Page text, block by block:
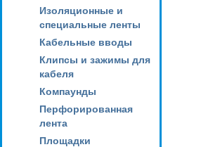
Изоляционные и
специальные ленты
Кабельные вводы
Клипсы и зажимы для
кабеля
Компаунды
Перфорированная
лента
Площадки